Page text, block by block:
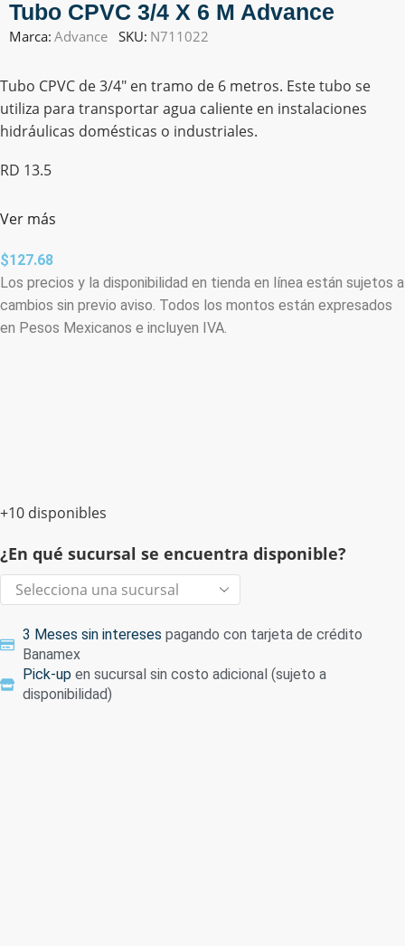
Tubo CPVC 3/4 X 6 M Advance
Marca: Advance SKU: N711022
Tubo CPVC de 3/4″ en tramo de 6 metros. Este tubo se
utiliza para transportar agua caliente en instalaciones
hidráulicas domésticas o industriales.
RD 13.5
Ver más
$127.68
Los precios y la disponibilidad en tienda en línea están sujetos a
cambios sin previo aviso. Todos los montos están expresados
en Pesos Mexicanos e incluyen IVA.
+10 disponibles
¿En qué sucursal se encuentra disponible?
3 Meses sin intereses pagando con tarjeta de crédito
Banamex
Pick-up en sucursal sin costo adicional (sujeto a
disponibilidad)